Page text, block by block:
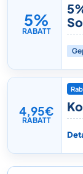
5%
RABATT
4,95€
RABATT